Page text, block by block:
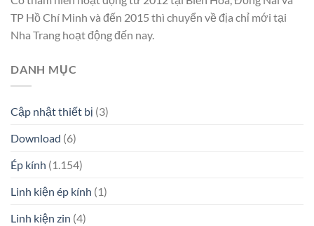
TP Hồ Chí Minh và đến 2015 thì chuyển về địa chỉ mới tại
Nha Trang hoạt động đến nay.
DANH MỤC
Cập nhật thiết bị (3)
Download (6)
Ép kính (1.154)
Linh kiện ép kính (1)
Linh kiện zin (4)